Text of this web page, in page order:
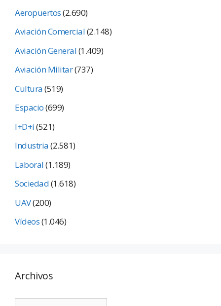
Aeropuertos(2.690)
Aviación Comercial(2.148)
Aviación General(1.409)
Aviación Militar(737)
Cultura(519)
Espacio(699)
I+D+i(521)
Industria(2.581)
Laboral(1.189)
Sociedad(1.618)
UAV(200)
Vídeos(1.046)
Archivos